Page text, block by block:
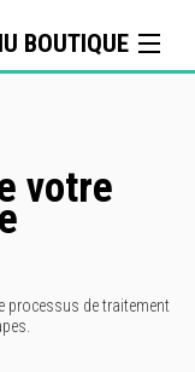
BOUTIQUE
votre
processus de traitement